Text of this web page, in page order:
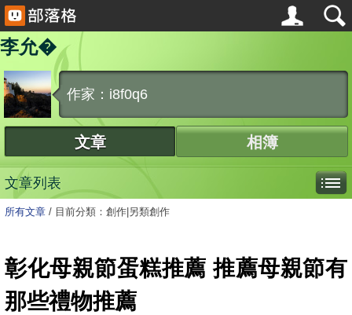
李允�
作家：i8f0q6
文章 相簿
文章列表
所有文章 / 目前分類：創作|另類創作
彰化母親節蛋糕推薦 推薦母親節有
那些禮物推薦